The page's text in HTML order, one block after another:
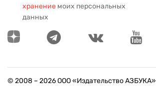
хранение моих персональных
данных
© 2008 – 2026ООО «Издательство АЗБУКА»